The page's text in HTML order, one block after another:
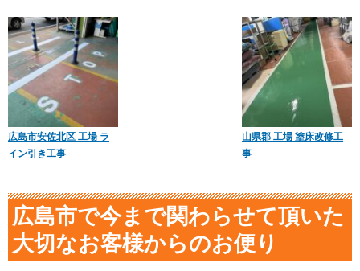
広島市安佐北区 工場 ラ
イン引き工事
山県郡 工場 塗床改修工
事
広島市で今まで関わらせて頂いた
大切なお客様からのお便り